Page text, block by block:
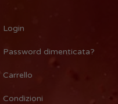
Login
Password dimenticata?
Carrello
Condizioni